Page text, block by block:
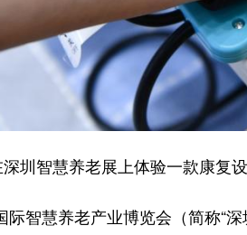
智慧养老展上体验一款康复设
慧养老产业博览会（简称“深